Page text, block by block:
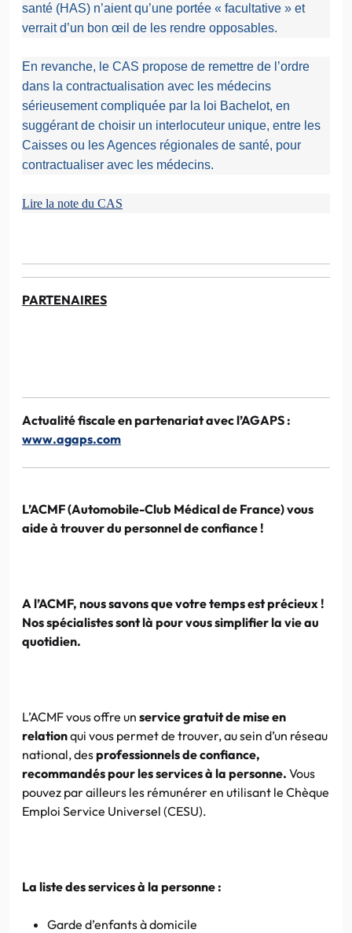
santé (HAS) n’aient qu’une portée « facultative » et
verrait d’un bon œil de les rendre opposables.
En revanche, le CAS propose de remettre de l’ordre
dans la contractualisation avec les médecins
sérieusement compliquée par la loi Bachelot, en
suggérant de choisir un interlocuteur unique, entre les
Caisses ou les Agences régionales de santé, pour
contractualiser avec les médecins.
Lire la note du CAS
PARTENAIRES
Actualité fiscale enpartenariatavecl’AGAPS :
www.agaps.com
L’ACMF(Automobile-Club Médical de France) vous
aide à trouver du personnel de confiance !
A l’ACMF, nous savons que votre temps est précieux !
Nos spécialistes sont là pour vous simplifier la vie au
quotidien.
L’ACMFvous offre un service gratuit de mise en
relationqui vous permet de trouver, au sein d’un réseau
national, desprofessionnels de confiance,
recommandés pour les services à la personne. Vous
pouvez par ailleurs les rémunérer en utilisant le Chèque
Emploi Service Universel (CESU).
La liste des services à la personne :
Garde d’enfants à domicile